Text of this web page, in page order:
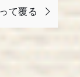
て覆る